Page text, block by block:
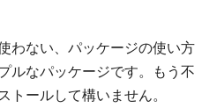
わない、パッケージの使い方
ルなパッケージです。もう不
トールして構いません。